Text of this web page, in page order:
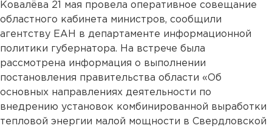
Ковалёва 21 мая провела оперативное совещание
областного кабинета министров, сообщили
агентству ЕАН в департаменте информационной
политики губернатора. На встрече была
рассмотрена информация о выполнении
постановления правительства области «Об
основных направлениях деятельности по
внедрению установок комбинированной выработки
тепловой энергии малой мощности в Свердловской